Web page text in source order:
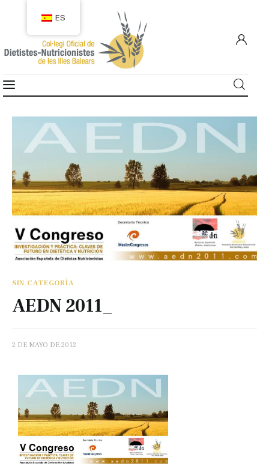
COLEGIADOS
EMPLEO
CIUDADANÍA
RECURSOS
TRANSPARENCIA
SIN CATEGORÍA
AEDN 2011_
2 DE MAYO DE 2012
ES